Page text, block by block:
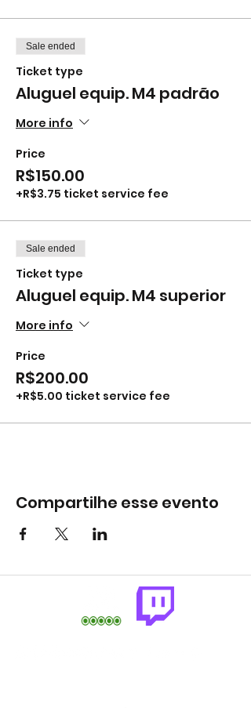
Sale ended
Ticket type
Aluguel equip. M4 padrão
More info
Price
R$150.00
+R$3.75 ticket service fee
Sale ended
Ticket type
Aluguel equip. M4 superior
More info
Price
R$200.00
+R$5.00 ticket service fee
Compartilhe esse evento